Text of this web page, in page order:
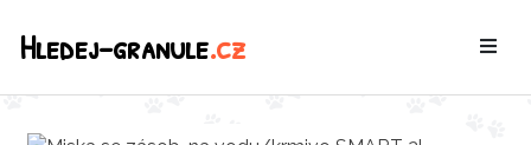
Hledej-granule.cz